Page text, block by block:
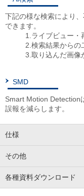
下記の様な検索により
できます。
1.ライブビュー・
2.検索結果からの
3.取り込んだ画像
SMD
Smart Motion Detection
誤報を減らします。
仕様
その他
各種資料ダウンロード